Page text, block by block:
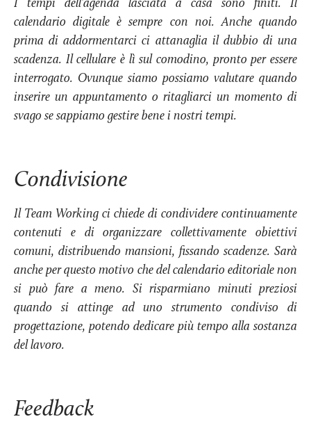
I tempi dell’agenda lasciata a casa sono finiti. Il
calendario digitale è sempre con noi. Anche quando
prima di addormentarci ci attanaglia il dubbio di una
scadenza. Il cellulare è lì sul comodino, pronto per essere
interrogato. Ovunque siamo possiamo valutare quando
inserire un appuntamento o ritagliarci un momento di
svago se sappiamo gestire bene i nostri tempi.
Condivisione
Il Team Working ci chiede di condividere continuamente
contenuti e di organizzare collettivamente obiettivi
comuni, distribuendo mansioni, fissando scadenze. Sarà
anche per questo motivo che del calendario editoriale non
si può fare a meno. Si risparmiano minuti preziosi
quando si attinge ad uno strumento condiviso di
progettazione, potendo dedicare più tempo alla sostanza
del lavoro.
Feedback